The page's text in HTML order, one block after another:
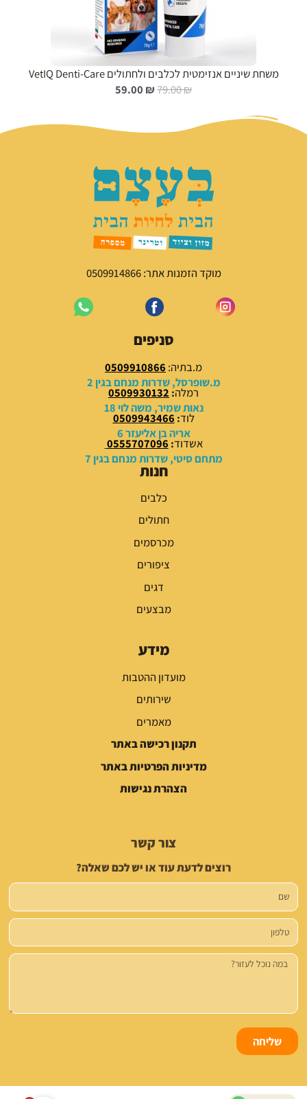
משחת שיניים אנזימטית לכלבים ולחתולים VetIQ Denti-Care
79.00₪
ה
י
מ
ק
ר
י
י
:
7
.
0
0
₪
.
59.00 ₪
ה
י
נ
ו
ח
י
ו
0
0
₪
.
מוקד הזמנות אתר: 0509914866
סניפים
מ.בתיה: 0509910866
מ.שופרסל, שדרות מנחם בגין 2
רמלה:
0509930132
נאות שמיר, משה לוי 18
לוד:
0509943466
אריה בן אליעזר 6
אשדוד:
0555707096
מתחם סיטי, שדרות מנחם בגין 7
חנות
כלבים
חתולים
מכרסמים
ציפורים
דגים
מבצעים
מידע
מועדון ההטבות
שירותים
מאמרים
תקנון רכישה באתר
מדיניות הפרטיות באתר
הצהרת נגישות
צור קשר
רוצים לדעת עוד או יש לכם שאלה?
שם
טלפון
הודעה
שליחה